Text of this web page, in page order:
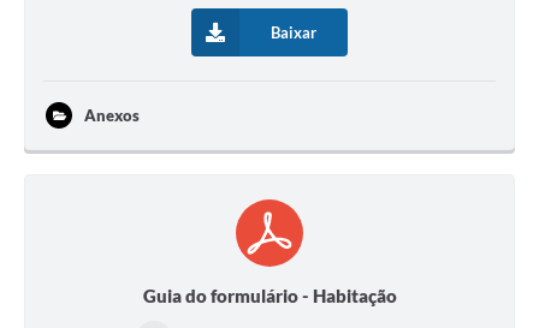
Baixar
Anexos
Guia do formulário - Habitação